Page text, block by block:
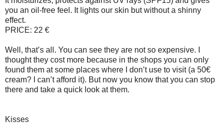
you an oil-free feel. It lights our skin but without a shinny
effect.
PRICE: 22 €
Well, that’s all. You can see they are not so expensive. I
thought they cost more because in the shops you can only
found them at some places where I don’t use to visit (a 50€
cream? I can’t afford it). But now you know that you can stop
there and take a quick look at them.
Kisses